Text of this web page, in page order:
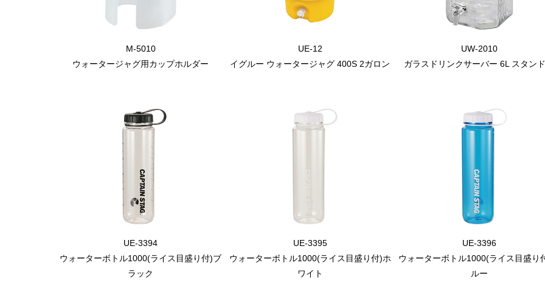
M-5010
ウォータージャグ用カップホルダー
UE-12
イグルー ウォータージャグ 400S 2ガロン
UW-2010
ガラスドリンクサーバー 6L スタン
UE-3394
ウォーターボトル1000(ライス目盛り付)ブ
ラック
UE-3395
ウォーターボトル1000(ライス目盛り付)ホ
ワイト
UE-3396
ウォーターボトル1000(ライス目盛り
ルー